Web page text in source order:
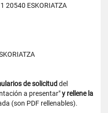
20540 ESKORIATZA
de solicitud del
a presentar"y rellene la
(son PDF rellenables).